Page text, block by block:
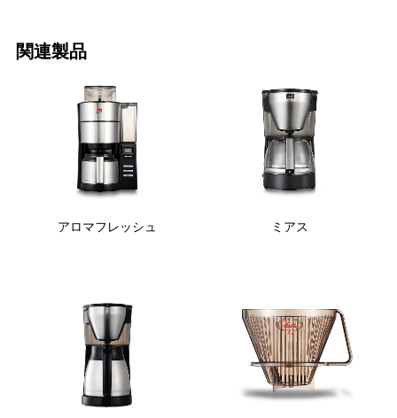
関連製品
アロマフレッシュ ミアス